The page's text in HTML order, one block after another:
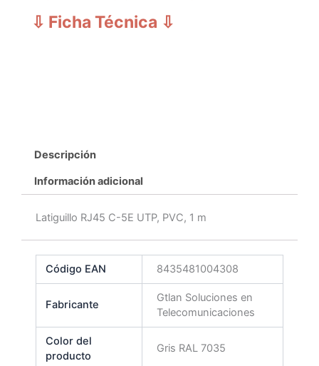
⇩ Ficha Técnica ⇩
Descripción
Información adicional
Latiguillo RJ45 C-5E UTP, PVC, 1 m
Código EAN 8435481004308
Fabricante
Gtlan Soluciones en
Telecomunicaciones
Color del
producto
Gris RAL 7035